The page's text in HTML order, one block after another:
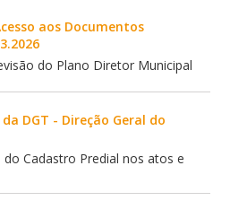
aos Documentos
do Plano Diretor Municipal
DGT - Direção Geral do
do Cadastro Predial nos atos e